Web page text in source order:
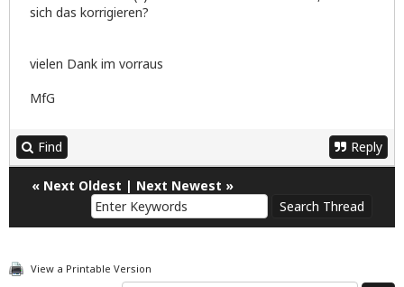
sich das korrigieren?
vielen Dank im vorraus
MfG
Find Reply
« Next Oldest | Next Newest »
View a Printable Version